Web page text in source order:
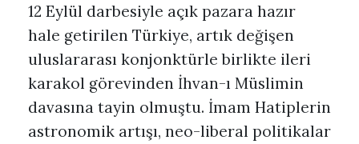
12 Eylül darbesiyle açık pazara hazır
hale getirilen Türkiye, artık değişen
uluslararası konjonktürle birlikte ileri
karakol görevinden İhvan-ı Müslimin
davasına tayin olmuştu. İmam Hatiplerin
astronomik artışı, neo-liberal politikalar